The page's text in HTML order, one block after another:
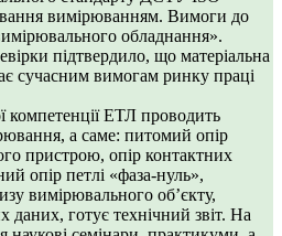
вимірюванням. Вимоги до
обладнання».
підтвердило, що матеріальна
сучасним вимогам ринку праці
компетенції ЕТЛ проводить
а саме: питомий опір
пристрою, опір контактних
опір петлі «фаза-нуль»,
вимірювального об’єкту,
даних, готує технічний звіт. На